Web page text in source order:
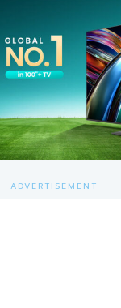
- ADVERTISEMENT -